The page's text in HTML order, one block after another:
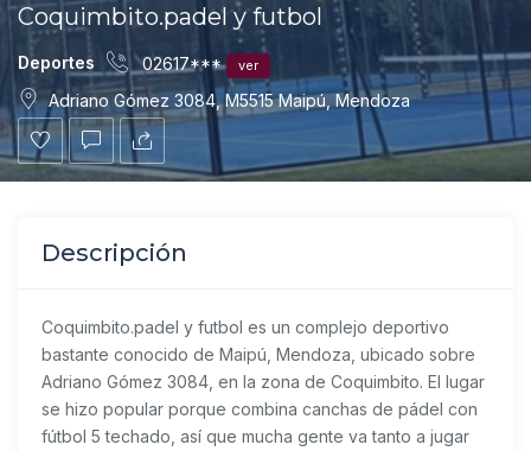
Coquimbito.padel y futbol
Deportes 02617*** ver
Adriano Gómez 3084, M5515 Maipú, Mendoza
Descripción
Coquimbito.padel y futbol es un complejo deportivo
bastante conocido de Maipú, Mendoza, ubicado sobre
Adriano Gómez 3084, en la zona de Coquimbito. El lugar
se hizo popular porque combina canchas de pádel con
fútbol 5 techado, así que mucha gente va tanto a jugar